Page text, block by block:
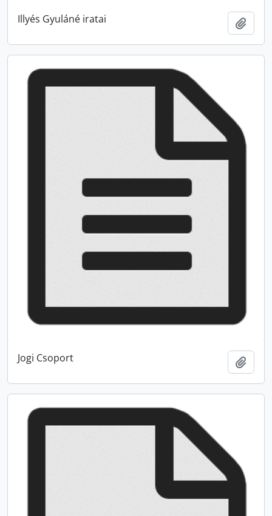
Illyés Gyuláné iratai
Jogi Csoport